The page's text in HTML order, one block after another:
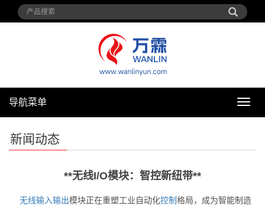
导
导航菜单
新闻动态
**无线I/O模块：智控新纽带**
无线输入输出模块正在重塑工业自动化控制格局，成为智能制造